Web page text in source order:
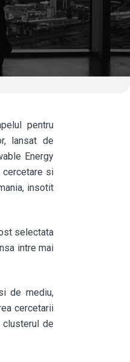
pentru
lansat de
Energy
cercetare si
insotit
selectata
intre mai
de mediu,
cercetarii
de